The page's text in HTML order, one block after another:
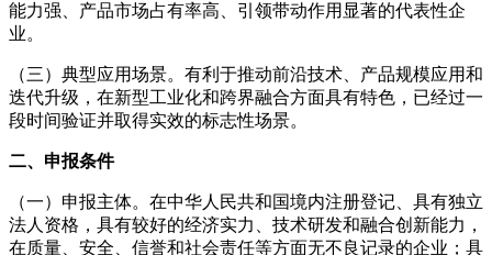
能力强、产品市场占有率高、引领带动作用显著的代表性企
业。
（三）典型应用场景。有利于推动前沿技术、产品规模应用和
迭代升级，在新型工业化和跨界融合方面具有特色，已经过一
段时间验证并取得实效的标志性场景。
二、申报条件
（一）申报主体。在中华人民共和国境内注册登记、具有独立
法人资格，具有较好的经济实力、技术研发和融合创新能力，
在质量、安全、信誉和社会责任等方面无不良记录的企业；具